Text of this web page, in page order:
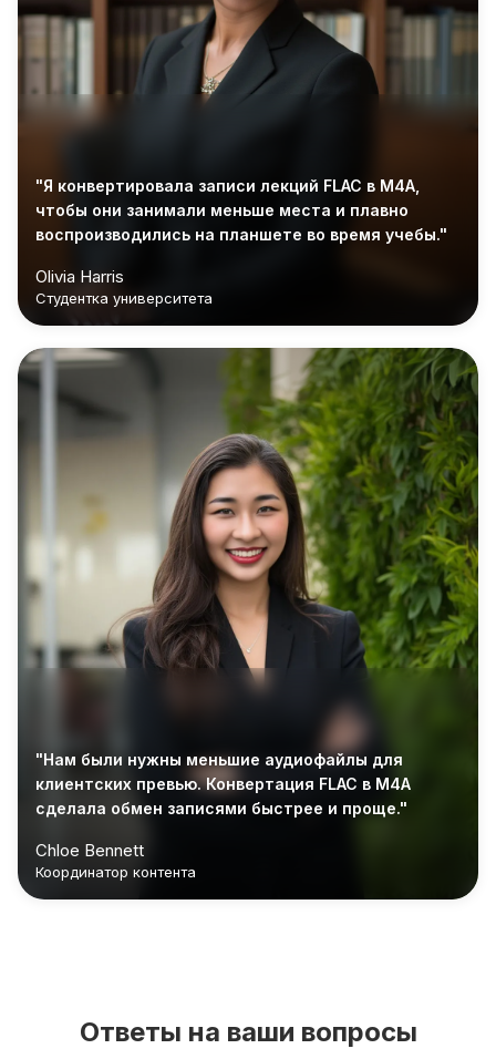
"Я конвертировала записи лекций FLAC в M4A,
чтобы они занимали меньше места и плавно
воспроизводились на планшете во время учебы."
Olivia Harris
Студентка университета
"Нам были нужны меньшие аудиофайлы для
клиентских превью. Конвертация FLAC в M4A
сделала обмен записями быстрее и проще."
Chloe Bennett
Координатор контента
Ответы на ваши вопросы